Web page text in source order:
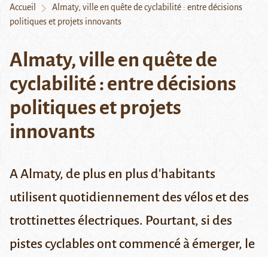
Accueil
Almaty, ville en quête de cyclabilité : entre décisions
politiques et projets innovants
Almaty, ville en quête de
cyclabilité : entre décisions
politiques et projets
innovants
A Almaty, de plus en plus d'habitants
utilisent quotidiennement des vélos et des
trottinettes électriques. Pourtant, si des
pistes cyclables ont commencé à émerger, le